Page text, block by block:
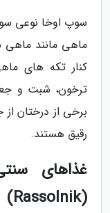
سوپ اوخا نوعی
ماهی مانند ماهی
کنار تکه های
ترخون، شبت و
برخی از درختان
رقیق هستند.
غذاهای
(Rassolnik)